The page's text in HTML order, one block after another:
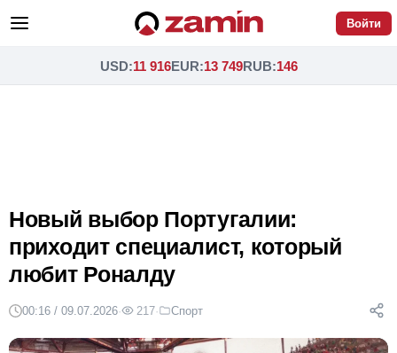
Войти
USD:11 916EUR:13 749RUB:146
Новый выбор Португалии:
приходит специалист, который
любит Роналду
00:16 / 09.07.2026· 217· Спорт